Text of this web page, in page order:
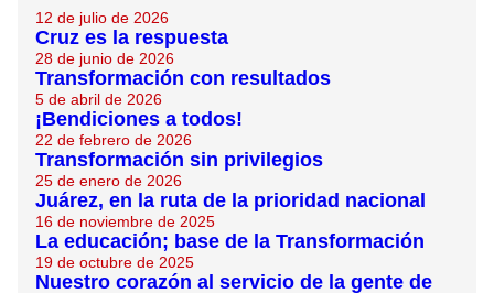
12 de julio de 2026
Cruz es la respuesta
28 de junio de 2026
Transformación con resultados
5 de abril de 2026
¡Bendiciones a todos!
22 de febrero de 2026
Transformación sin privilegios
25 de enero de 2026
Juárez, en la ruta de la prioridad nacional
16 de noviembre de 2025
La educación; base de la Transformación
19 de octubre de 2025
Nuestro corazón al servicio de la gente de